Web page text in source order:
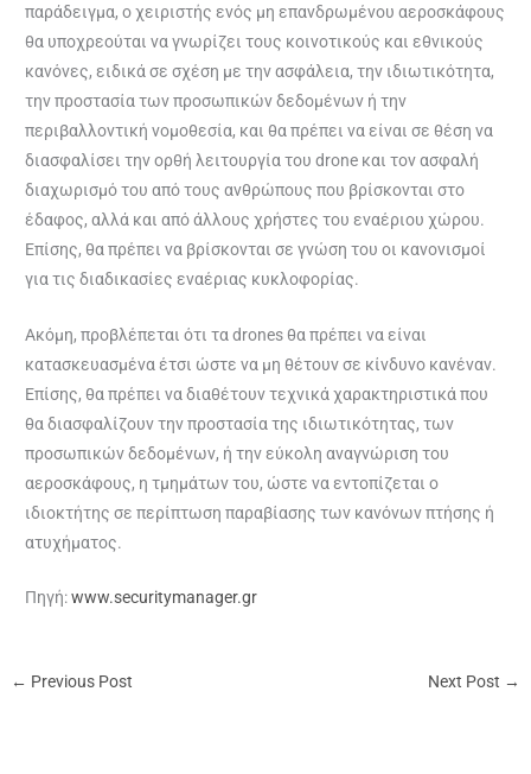
παράδειγμα, ο χειριστής ενός μη επανδρωμένου αεροσκάφους
θα υποχρεούται να γνωρίζει τους κοινοτικούς και εθνικούς
κανόνες, ειδικά σε σχέση με την ασφάλεια, την ιδιωτικότητα,
την προστασία των προσωπικών δεδομένων ή την
περιβαλλοντική νομοθεσία, και θα πρέπει να είναι σε θέση να
διασφαλίσει την ορθή λειτουργία του drone και τον ασφαλή
διαχωρισμό του από τους ανθρώπους που βρίσκονται στο
έδαφος, αλλά και από άλλους χρήστες του εναέριου χώρου.
Επίσης, θα πρέπει να βρίσκονται σε γνώση του οι κανονισμοί
για τις διαδικασίες εναέριας κυκλοφορίας.
Ακόμη, προβλέπεται ότι τα drones θα πρέπει να είναι
κατασκευασμένα έτσι ώστε να μη θέτουν σε κίνδυνο κανέναν.
Επίσης, θα πρέπει να διαθέτουν τεχνικά χαρακτηριστικά που
θα διασφαλίζουν την προστασία της ιδιωτικότητας, των
προσωπικών δεδομένων, ή την εύκολη αναγνώριση του
αεροσκάφους, η τμημάτων του, ώστε να εντοπίζεται ο
ιδιοκτήτης σε περίπτωση παραβίασης των κανόνων πτήσης ή
ατυχήματος.
Πηγή:www.securitymanager.gr
← Previous Post Next Post →